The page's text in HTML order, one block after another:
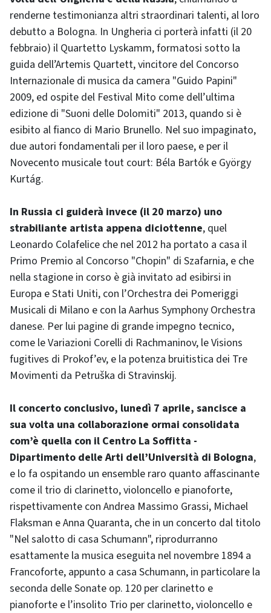
renderne testimonianza altri straordinari talenti, al loro
debutto a Bologna. In Ungheria ci porterà infatti (il 20
febbraio) il Quartetto Lyskamm, formatosi sotto la
guida dell’Artemis Quartett, vincitore del Concorso
Internazionale di musica da camera "Guido Papini"
2009, ed ospite del Festival Mito come dell’ultima
edizione di "Suoni delle Dolomiti" 2013, quando si è
esibito al fianco di Mario Brunello. Nel suo impaginato,
due autori fondamentali per il loro paese, e per il
Novecento musicale tout court: Béla Bartók e György
Kurtág.
In Russia ci guiderà invece (il 20 marzo) uno
strabiliante artista appena diciottenne, quel
Leonardo Colafelice che nel 2012 ha portato a casa il
Primo Premio al Concorso "Chopin" di Szafarnia, e che
nella stagione in corso è già invitato ad esibirsi in
Europa e Stati Uniti, con l’Orchestra dei Pomeriggi
Musicali di Milano e con la Aarhus Symphony Orchestra
danese. Per lui pagine di grande impegno tecnico,
come le Variazioni Corelli di Rachmaninov, le Visions
fugitives di Prokof’ev, e la potenza bruitistica dei Tre
Movimenti da Petruška di Stravinskij.
Il concerto conclusivo, lunedì 7 aprile, sancisce a
sua volta una collaborazione ormai consolidata
com’è quella con il Centro La Soffitta -
Dipartimento delle Arti dell’Università di Bologna,
e lo fa ospitando un ensemble raro quanto affascinante
come il trio di clarinetto, violoncello e pianoforte,
rispettivamente con Andrea Massimo Grassi, Michael
Flaksman e Anna Quaranta, che in un concerto dal titolo
"Nel salotto di casa Schumann", riprodurranno
esattamente la musica eseguita nel novembre 1894 a
Francoforte, appunto a casa Schumann, in particolare la
seconda delle Sonate op. 120 per clarinetto e
pianoforte e l’insolito Trio per clarinetto, violoncello e